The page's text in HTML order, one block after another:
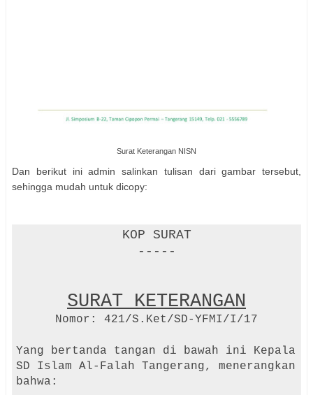
Surat Keterangan NISN
Dan berikut ini admin salinkan tulisan dari gambar tersebut,
sehingga mudah untuk dicopy:
KOP SURAT
-----
SURAT KETERANGAN
Nomor: 421/S.Ket/SD-YFMI/I/17
Yang bertanda tangan di bawah ini Kepala
SD Islam Al-Falah Tangerang, menerangkan
bahwa: